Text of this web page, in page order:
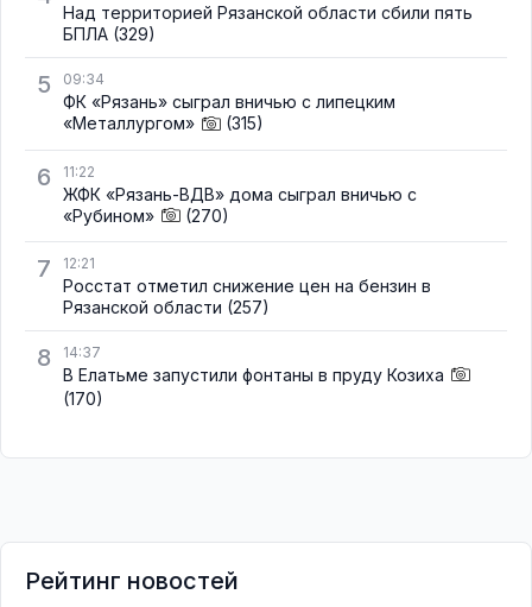
Над территорией Рязанской области сбили пять
БПЛА (329)
5 09:34
ФК «Рязань» сыграл вничью с липецким
«Металлургом»
(315)
6 11:22
ЖФК «Рязань-ВДВ» дома сыграл вничью с
«Рубином»
(270)
7 12:21
Росстат отметил снижение цен на бензин в
Рязанской области (257)
8 14:37
В Елатьме запустили фонтаны в пруду Козиха
(170)
Рейтинг новостей